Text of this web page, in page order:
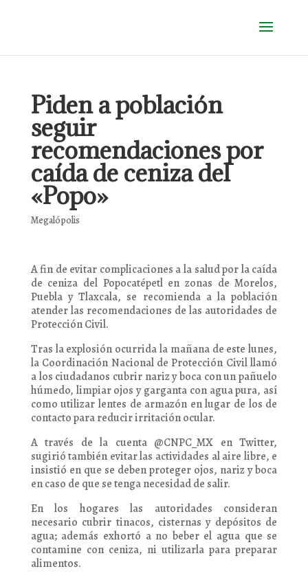
Piden a población
seguir
recomendaciones por
caída de ceniza del
«Popo»
Megalópolis
A fin de evitar complicaciones a la salud por la caída
de ceniza del Popocatépetl en zonas de Morelos,
Puebla y Tlaxcala, se recomienda a la población
atender las recomendaciones de las autoridades de
Protección Civil.
Tras la explosión ocurrida la mañana de este lunes,
la Coordinación Nacional de Protección Civil llamó
a los ciudadanos cubrir nariz y boca con un pañuelo
húmedo, limpiar ojos y garganta con agua pura, así
como utilizar lentes de armazón en lugar de los de
contacto para reducir irritación ocular.
A través de la cuenta @CNPC_MX en Twitter,
sugirió también evitar las actividades al aire libre, e
insistió en que se deben proteger ojos, nariz y boca
en caso de que se tenga necesidad de salir.
En los hogares las autoridades consideran
necesario cubrir tinacos, cisternas y depósitos de
agua; además exhortó a no beber el agua que se
contamine con ceniza, ni utilizarla para preparar
alimentos.